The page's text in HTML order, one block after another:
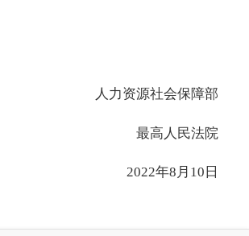
人力资源社会保障部
最高人民法院
2022年8月10日